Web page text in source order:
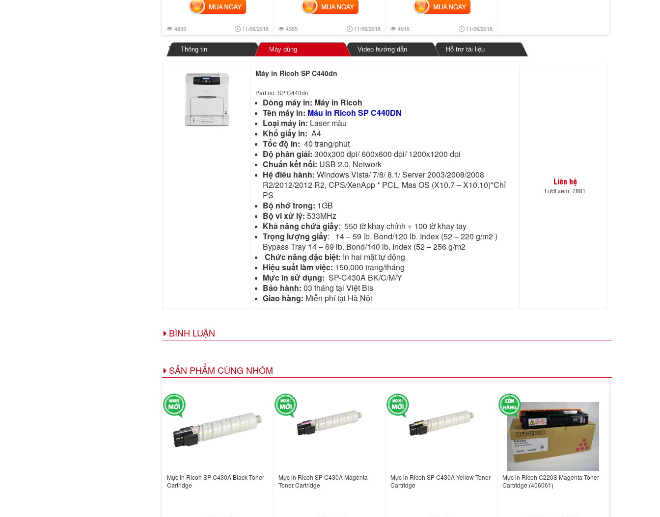
4855 11/06/2018
MUA NGAY
4365 11/06/2018
MUA NGAY
4916 11/06/2018
MUA NGAY
Thông tin Máy dùng Video hướng dẫn Hỗ trợ tài liệu
Máy in Ricoh SP C440dn
Part no: SP C440dn
Dòng máy in: Máy in Ricoh
Tên máy in: Máu in Ricoh SP C440DN
Loại máy in: Laser màu
Khổ giấy in: A4
Tốc độ in: 40 trang/phút
Độ phân giải: 300x300 dpi/ 600x600 dpi/ 1200x1200 dpi
Chuẩn kết nối: USB 2.0, Network
Hệ điều hành: Windows Vista/ 7/8/ 8.1/ Server 2003/2008/2008
R2/2012/2012 R2, CPS/XenApp * PCL, Mas OS (X10.7 – X10.10)*Chỉ
PS
Bộ nhớ trong: 1GB
Bộ vi xử lý: 533MHz
Khả năng chứa giấy: 550 tờ khay chính + 100 tờ khay tay
Trọng lượng giấy: 14 – 59 lb. Bond/120 lb. Index (52 – 220 g/m2 )
Bypass Tray 14 – 69 lb. Bond/140 lb. Index (52 – 256 g/m2
Chức năng đặc biệt: In hai mặt tự động
Hiệu suất làm việc: 150.000 trang/tháng
Mực in sử dụng: SP-C430A BK/C/M/Y
Bảo hành: 03 tháng tại Việt Bis
Giao hàng: Miễn phí tại Hà Nội
Liên hệ
Lượt xem: 7881
BÌNH LUẬN
SẢN PHẨM CÙNG NHÓM
Mực in Ricoh SP C430A Black Toner
Cartridge
Mực in Ricoh SP C430A Magenta
Toner Cartridge
Mực in Ricoh SP C430A Yellow Toner
Cartridge
Mực in Ricoh C220S Magenta Toner
Cartridge (406061)